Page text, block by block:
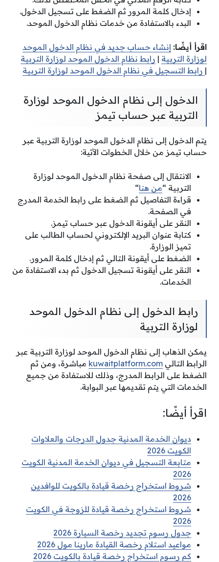
إدخال كلمة المرور ثم الضغط على تسجيل الدخول.
البدء بالاستفادة من خدمات نظام الدخول الموحد.
اقرأ أيضًا: إنشاء حساب جديد في نظام الدخول الموحد
لوزارة التربية | رابط نظام الدخول الموحد لوزارة التربية
| رابط التسجيل في نظام الدخول الموحد لوزارة التربية
الدخول إلى نظام الدخول الموحد لوزارة
التربية عبر حساب تيمز
يتم الدخول إلى نظام الدخول الموحد لوزارة التربية عبر
حساب تيمز من خلال الخطوات الآتية:
الانتقال إلى صفحة نظام الدخول الموحد لوزارة
التربية “من هنا“
قراءة التفاصيل ثم الضغط على رابط الخدمة المدرج
في الصفحة.
النقر على أيقونة الدخول عبر حساب تيمز.
كتابة عنوان البريد الإلكتروني لحساب الطالب على
تميز الوزارة.
الضغط على أيقونة التالي ثم إدخال كلمة المرور.
النقر على أيقونة تسجيل الدخول ثم بدء الاستفادة من
الخدمات.
رابط الدخول إلى نظام الدخول الموحد
لوزارة التربية
يمكن الذهاب إلى نظام الدخول الموحد لوزارة التربية عبر
الرابط التالي kuwaitplatform.com مباشرة، ومن ثم
الضغط على الرابط المدرج، وذلك للاستفادة من جميع
الخدمات التي يتم تقديمها عبر البوابة.
اقرأ أيضًا:
ديوان الخدمة المدنية جدول الدرجات والعلاوات
الكويت 2026
متابعة التسجيل في ديوان الخدمة المدنية الكويت
2026
شروط استخراج رخصة قيادة بالكويت للوافدين
2026
شروط استخراج رخصة قيادة للزوجة في الكويت
2026
جدول رسوم تجديد رخصة السيارة 2026
مواعيد استلام رخصة القيادة مارينا مول 2026
كم رسوم استخراج رخصة قيادة بالكويت 2026